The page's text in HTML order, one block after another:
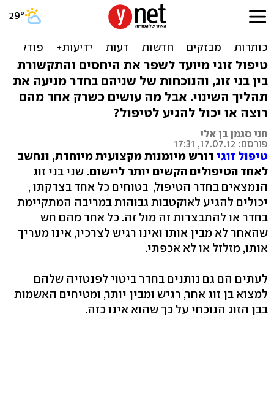
האם טיפול זוגי אפשרי כשרק
אחד מבני הזוג בא?
טיפול זוגי מיועד לשפר את היחסים והתקשורת
בין בני זוג, והנוכחות של שניהם בחדר מניעה את
תהליך השינוי. אבל מה עושים כשרק אחד מהם
רוצה או יכול להגיע לטיפול?
חני סגמן בן אלי
פורסם: 17.07.12, 17:31
טיפול זוגי דורש מיומנות מקצועית מיוחדת, ונחשב
לאחד הטיפולים הקשים יותר ליישום. שני בני זוג
הנמצאים בחדר הטיפול, בטוחים כל אחד בצדקתו ,
יכולים להגיע לאוקטבות גבוהות במריבה המתקיימת
בחדר או להתבצרות זה מול זה. כל אחד מהם חש
שהאחר לא מבין אותו ואינו רגיש לצרכיו, אינו מעריך
אותו, מזלזל או לא אכפתי.
לעתים הם גם נותנים בחדר ביטוי לפנטזיה שלהם
למצוא בן זוג אחר, רגיש ומבין יותר, ומטיחים האשמות
בבן הזוג הנוכחי על כך שהוא אינו כזה.